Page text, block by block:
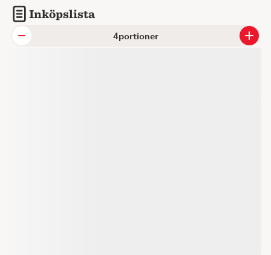
Inköpslista
portioner